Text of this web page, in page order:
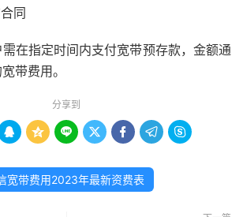
同
在指定时间内支付宽带预存款，金额通
带费用。
分享到
      
宽带费用2023年最新资费表